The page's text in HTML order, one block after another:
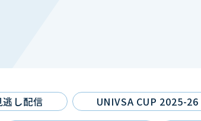
し配信 UNIVSA CUP 2025-26